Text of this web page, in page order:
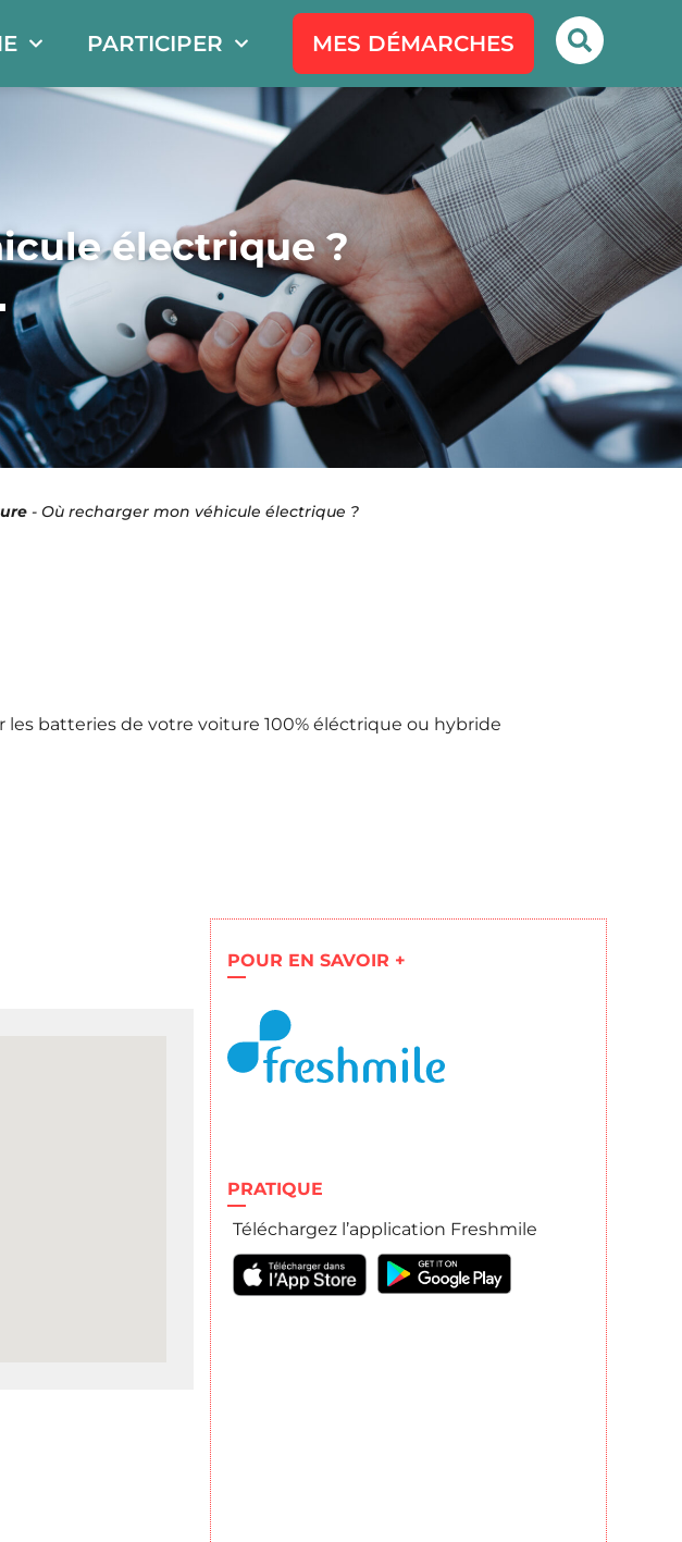
PARTICIPER MES DÉMARCHES
électrique ?
- Où recharger mon véhicule électrique ?
batteries de votre voiture 100% éléctrique ou hybride
POUR EN SAVOIR +
PRATIQUE
Téléchargez l’application Freshmile